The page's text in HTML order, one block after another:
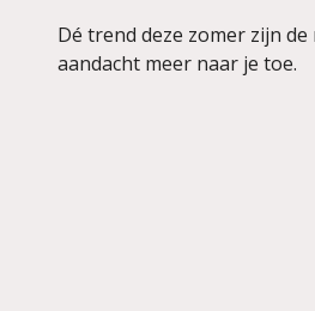
Dé trend deze zomer zijn
aandacht meer naar je toe.